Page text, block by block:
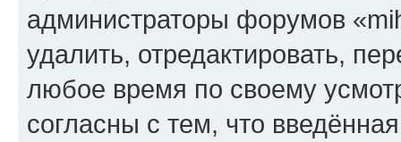
администраторы форумов
удалить, отредактировать,
любое время по своему
согласны с тем, что